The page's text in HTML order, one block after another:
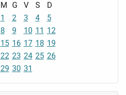
M G V S
D
1
2 3 4
5
8 9 10 11 12
15 16 17 18 19
22 23 24 25 26
29 30 31